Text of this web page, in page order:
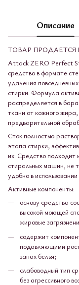
Описание
ТОВАР
Attack ZERO Perfect
средство в формате
удаления
стирки. Формула
распределяется в
ткани от кожного
предварительной
Сток полностью
этапа стирки,
их. Средство подходит
стиральных машин, не
удобно в
Активные компоненты:
основу средства
высокой моющей
жировые
содержит
подавляющими
запах белья;
слабоводный тип
без агрессивного